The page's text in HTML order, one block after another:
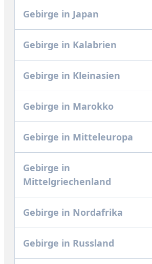
Gebirge in Japan
Gebirge in Kalabrien
Gebirge in Kleinasien
Gebirge in Marokko
Gebirge in Mitteleuropa
Gebirge in
Mittelgriechenland
Gebirge in Nordafrika
Gebirge in Russland